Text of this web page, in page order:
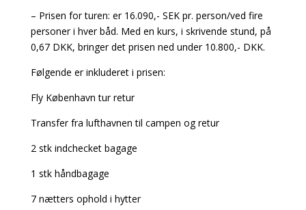
– Prisen for turen: er 16.090,- SEK pr. person/ved fire
personer i hver båd. Med en kurs, i skrivende stund, på
0,67 DKK, bringer det prisen ned under 10.800,- DKK.
Følgende er inkluderet i prisen:
Fly København tur retur
Transfer fra lufthavnen til campen og retur
2 stk indchecket bagage
1 stk håndbagage
7 nætters ophold i hytter